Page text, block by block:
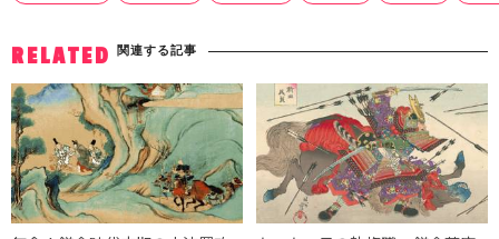
RELATED 関連する記事